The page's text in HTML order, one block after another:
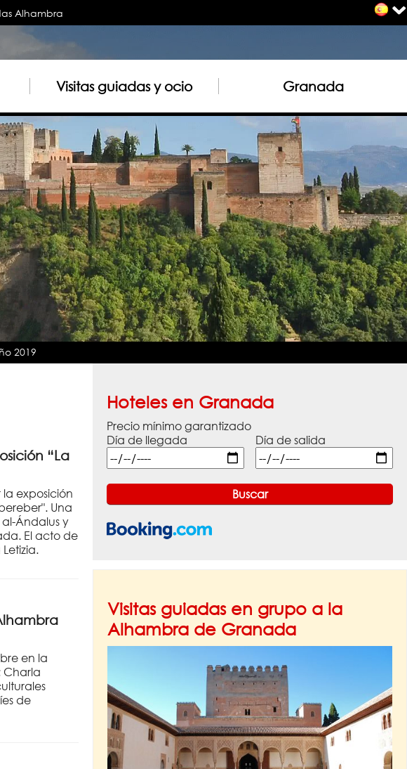
Alhambra
Visitas guiadas y ocio Granada
2019
“La
exposición
Una
Ándalus y
El acto de
en la
Charla
de
Hoteles en Granada
Precio mínimo garantizado
Día de llegada
Día de salida
Visitas guiadas en grupo a la
Alhambra de Granada